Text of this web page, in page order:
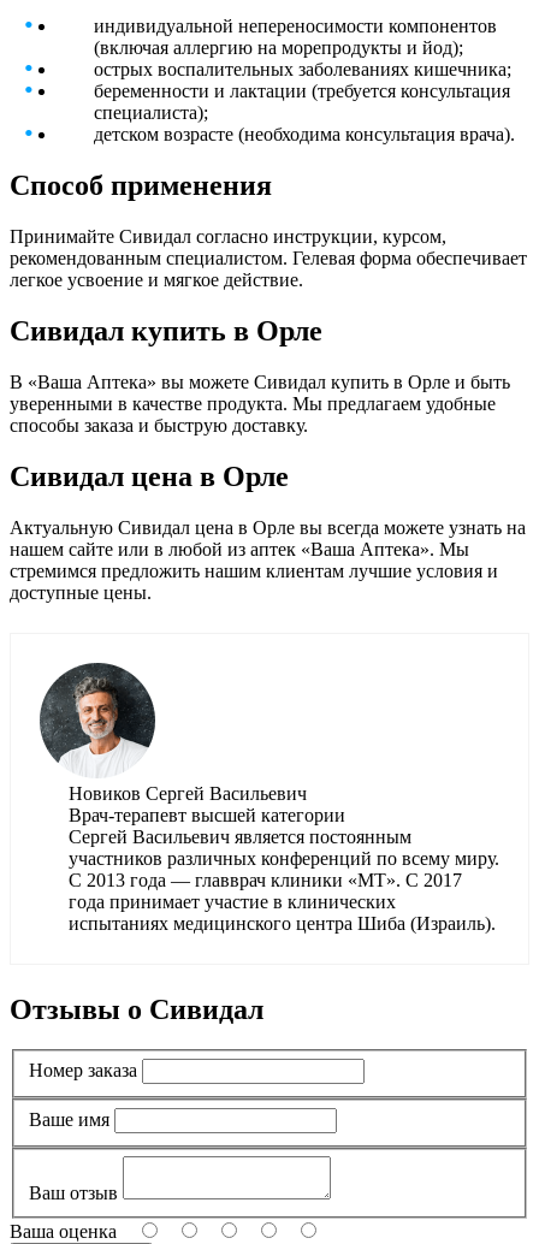
индивидуальной непереносимости компонентов
(включая аллергию на морепродукты и йод);
острых воспалительных заболеваниях кишечника;
беременности и лактации (требуется консультация
специалиста);
детском возрасте (необходима консультация врача).
Способ применения
Принимайте Сивидал согласно инструкции, курсом,
рекомендованным специалистом. Гелевая форма обеспечивает
легкое усвоение и мягкое действие.
Сивидал купить в Орле
В «Ваша Аптека» вы можете Сивидал купить в Орле и быть
уверенными в качестве продукта. Мы предлагаем удобные
способы заказа и быструю доставку.
Сивидал цена в Орле
Актуальную Сивидал цена в Орле вы всегда можете узнать на
нашем сайте или в любой из аптек «Ваша Аптека». Мы
стремимся предложить нашим клиентам лучшие условия и
доступные цены.
Новиков Сергей Васильевич
Врач-терапевт высшей категории
Сергей Васильевич является постоянным
участников различных конференций по всему миру.
С 2013 года — главврач клиники «МТ». С 2017
года принимает участие в клинических
испытаниях медицинского центра Шиба (Израиль).
Отзывы о Сивидал
Номер заказа
Ваше имя
Ваш отзыв
Ваша оценка